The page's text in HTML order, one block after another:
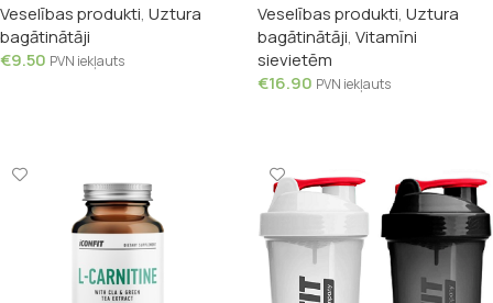
Veselības produkti, Uztura
bagātinātāji
€9.50 PVN iekļauts
Veselības produkti, Uztura
bagātinātāji, Vitamīni
sievietēm
€16.90 PVN iekļauts